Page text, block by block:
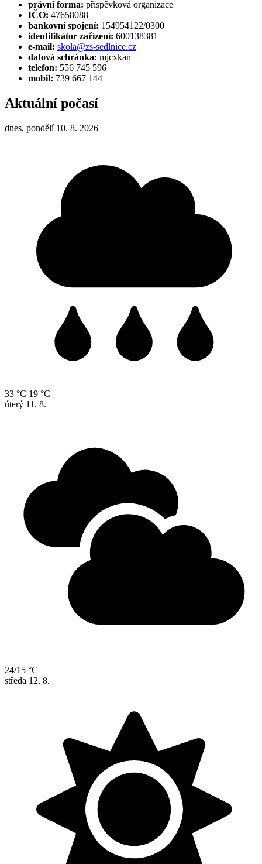
právní forma: příspěvková organizace
IČO: 47658088
bankovní spojení: 154954122/0300
identifikátor zařízení: 600138381
e-mail: skola@zs-sedlnice.cz
datová schránka: mjcxkan
telefon: 556 745 596
mobil: 739 667 144
Aktuální počasí
dnes, pondělí 10. 8. 2026
33 °C 19 °C
úterý 11. 8.
24/15 °C
středa 12. 8.